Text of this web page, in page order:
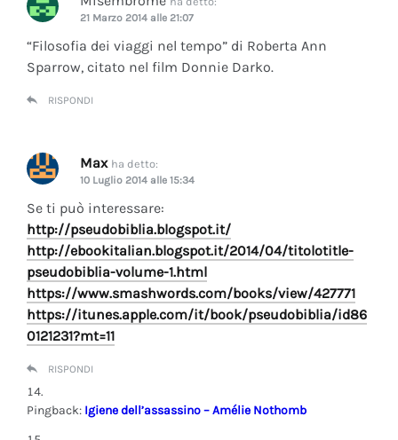
21 Marzo 2014 alle 21:07
“Filosofia dei viaggi nel tempo” di Roberta Ann
Sparrow, citato nel film Donnie Darko.
RISPONDI
Max ha detto:
10 Luglio 2014 alle 15:34
Se ti può interessare:
http://pseudobiblia.blogspot.it/
http://ebookitalian.blogspot.it/2014/04/titolotitle-
pseudobiblia-volume-1.html
https://www.smashwords.com/books/view/427771
https://itunes.apple.com/it/book/pseudobiblia/id86
0121231?mt=11
RISPONDI
Pingback: Igiene dell’assassino – Amélie Nothomb